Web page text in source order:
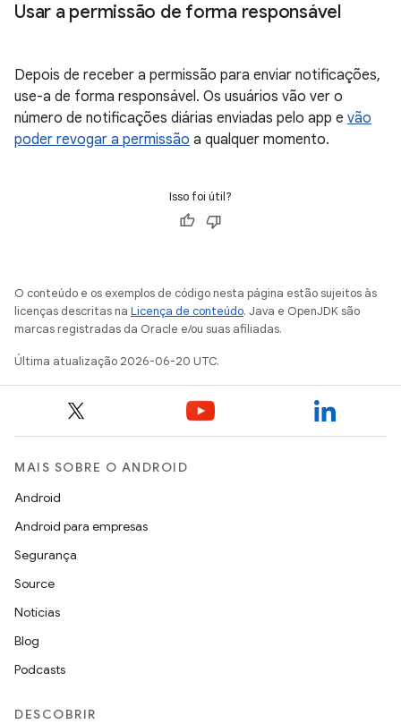
Usar a permissão de forma responsável
Depois de receber a permissão para enviar notificações,
use-a de forma responsável. Os usuários vão ver o
número de notificações diárias enviadas pelo app e vão
poder revogar a permissão a qualquer momento.
Isso foi útil?
O conteúdo e os exemplos de código nesta página estão sujeitos às
licenças descritas na Licença de conteúdo. Java e OpenJDK são
marcas registradas da Oracle e/ou suas afiliadas.
Última atualização 2026-06-20 UTC.
MAIS SOBRE O ANDROID
Android
Android para empresas
Segurança
Source
Notícias
Blog
Podcasts
DESCOBRIR